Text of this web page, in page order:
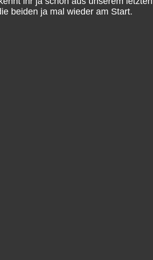
beiden ja mal wieder am Start.